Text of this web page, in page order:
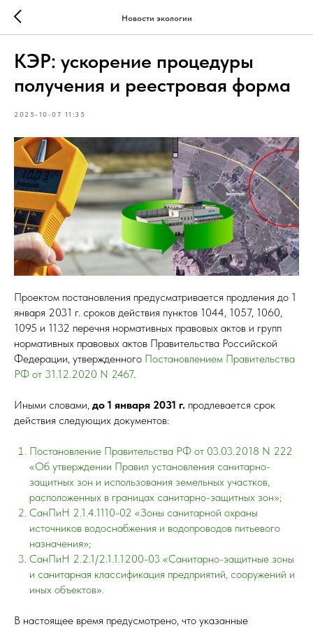
Новости экологии
КЭР: ускорение процедуры
получения и реестровая форма
2025-10-07 11:35
Проектом постановления предусматривается продления до 1
января 2031 г. сроков действия пунктов 1044, 1057, 1060,
1095 и 1132 перечня нормативных правовых актов и групп
нормативных правовых актов Правительства Российской
Федерации, утвержденного Постановлением Правительства
РФ от 31.12.2020 N 2467.
Иными словами, до 1 января 2031 г. продлевается срок
действия следующих документов:
Постановление Правительства РФ от 03.03.2018 N 222
«Об утверждении Правил установления санитарно-
защитных зон и использования земельных участков,
расположенных в границах санитарно-защитных зон»;
СанПиН 2.1.4.1110-02 «Зоны санитарной охраны
источников водоснабжения и водопроводов питьевого
назначения»;
СанПиН 2.2.1/2.1.1.1200-03 «Санитарно-защитные зоны
и санитарная классификация предприятий, сооружений и
иных объектов».
В настоящее время предусмотрено, что указанные